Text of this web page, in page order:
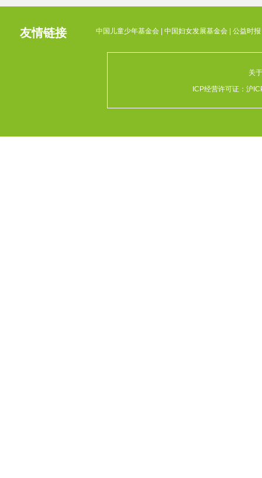
友情链接 中国儿童少年基金会 中国妇女发展基金会 公益时报
关
ICP经营许可证： 沪